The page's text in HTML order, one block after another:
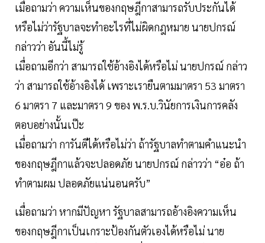
เมื่อถามว่า ความเห็นของกฤษฎีกาสามารถรับประกันได้
หรือไม่ว่ารัฐบาลจะทำอะไรที่ไม่ผิดกฎหมาย นายปกรณ์
กล่าวว่า อันนี้ไม่รู้
เมื่อถามอีกว่า สามารถใช้อ้างอิงได้หรือไม่ นายปกรณ์ กล่าว
ว่า สามารถใช้อ้างอิงได้ เพราะเรายืนตามมาตรา 53 มาตรา
6 มาตรา 7 และมาตรา 9 ของ พ.ร.บ.วินัยการเงินการคลัง
ตอบอย่างนั้นเป๊ะ
เมื่อถามว่า การันตีได้หรือไม่ว่า ถ้ารัฐบาลทำตามคำแนะนำ
ของกฤษฎีกาแล้วจะปลอดภัย นายปกรณ์ กล่าวว่า “อ๋อ ถ้า
ทำตามผม ปลอดภัยแน่นอนครับ”
เมื่อถามว่า หากมีปัญหา รัฐบาลสามารถอ้างอิงความเห็น
ของกฤษฎีกาเป็นเกราะป้องกันตัวเองได้หรือไม่ นาย